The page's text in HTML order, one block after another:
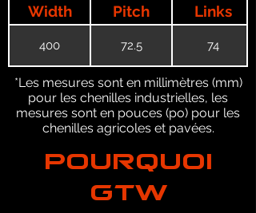
Width
Pitch
Links
400 72.5 74
*Les mesures sont en millimètres (mm)
pour les chenilles industrielles, les
mesures sont en pouces (po) pour les
chenilles agricoles et pavées.
POURQUOI
GTW